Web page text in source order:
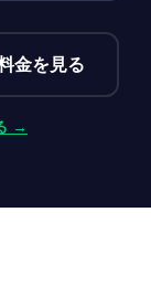
金を見る
→